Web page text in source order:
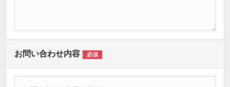
お問い合わせ内容 必須